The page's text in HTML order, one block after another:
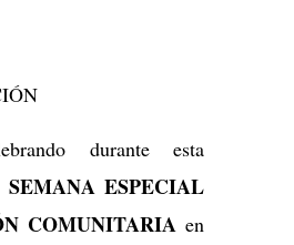
durante esta
ESPECIAL
COMUNITARIAen